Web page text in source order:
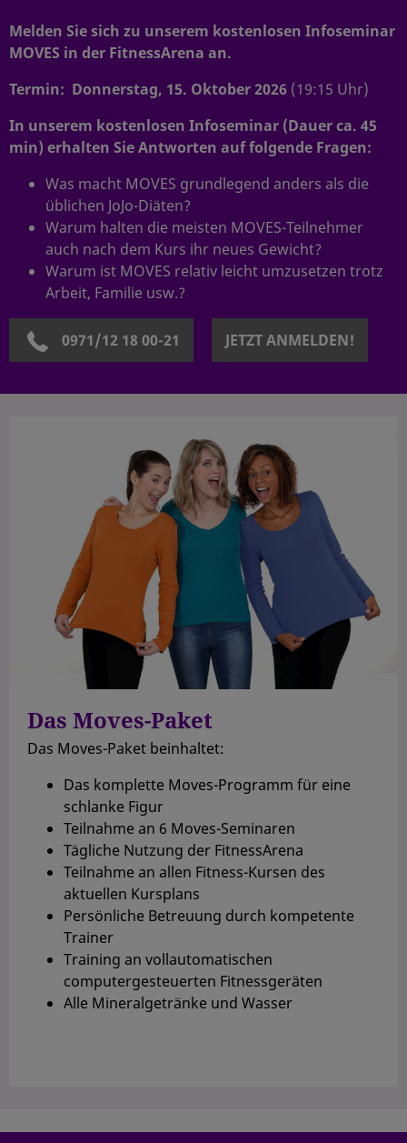
Melden Sie sich zu unserem kostenlosen Infoseminar
MOVES in der FitnessArena an.
Termin: Donnerstag, 15. Oktober 2026 (19:15 Uhr)
In unserem kostenlosen Infoseminar (Dauer ca. 45
min) erhalten Sie Antworten auf folgende Fragen:
Was macht MOVES grundlegend anders als die
üblichen JoJo-Diäten?
Warum halten die meisten MOVES-Teilnehmer
auch nach dem Kurs ihr neues Gewicht?
Warum ist MOVES relativ leicht umzusetzen trotz
Arbeit, Familie usw.?
0971/12 18 00-21 JETZT ANMELDEN!
Das Moves-Paket
Das Moves-Paket beinhaltet:
Das komplette Moves-Programm für eine
schlanke Figur
Teilnahme an 6 Moves-Seminaren
Tägliche Nutzung der FitnessArena
Teilnahme an allen Fitness-Kursen des
aktuellen Kursplans
Persönliche Betreuung durch kompetente
Trainer
Training an vollautomatischen
computergesteuerten Fitnessgeräten
Alle Mineralgetränke und Wasser